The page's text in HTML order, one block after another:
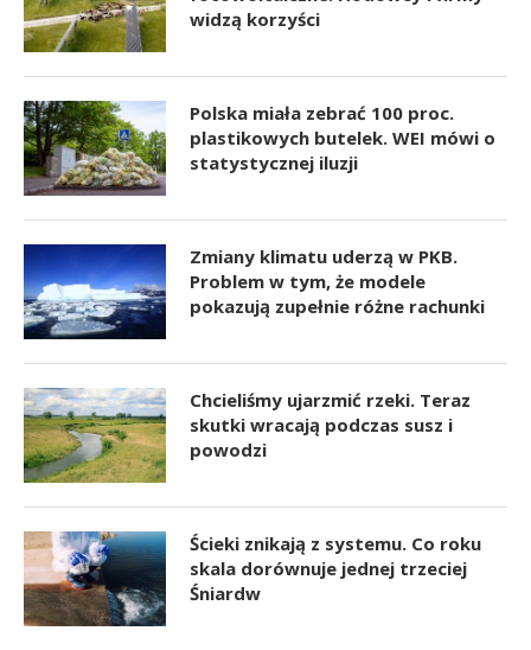
widzą korzyści
Polska miała zebrać 100 proc.
plastikowych butelek. WEI mówi o
statystycznej iluzji
Zmiany klimatu uderzą w PKB.
Problem w tym, że modele
pokazują zupełnie różne rachunki
Chcieliśmy ujarzmić rzeki. Teraz
skutki wracają podczas susz i
powodzi
Ścieki znikają z systemu. Co roku
skala dorównuje jednej trzeciej
Śniardw